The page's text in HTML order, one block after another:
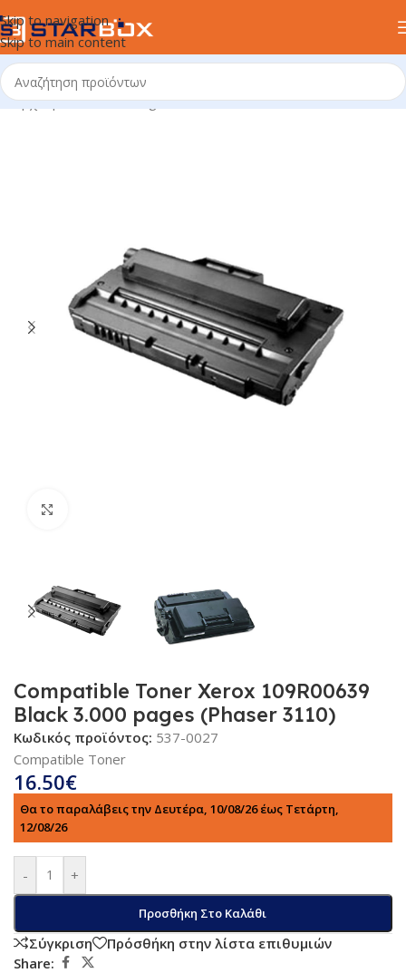
Skip to navigation
Skip to main content
Αρχική σελίδα/uncategorized
Compatible Toner Xerox 109R00639
Black 3.000 pages (Phaser 3110)
Κωδικός προϊόντος: 537-0027
Compatible Toner
16.50€
Θα το παραλάβεις την Δευτέρα, 10/08/26 έως Τετάρτη,
12/08/26
- +
Προσθήκη Στο Καλάθι
Σύγκριση
Πρόσθήκη στην λίστα επιθυμιών
Share: